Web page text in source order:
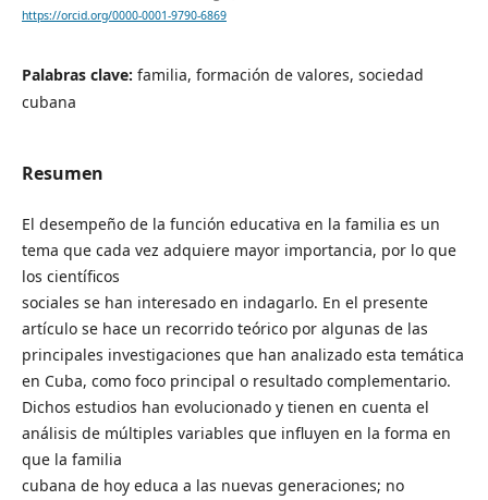
https://orcid.org/0000-0001-9790-6869
Palabras clave: familia, formación de valores, sociedad
cubana
Resumen
El desempeño de la función educativa en la familia es un
tema que cada vez adquiere mayor importancia, por lo que
los científicos
sociales se han interesado en indagarlo. En el presente
artículo se hace un recorrido teórico por algunas de las
principales investigaciones que han analizado esta temática
en Cuba, como foco principal o resultado complementario.
Dichos estudios han evolucionado y tienen en cuenta el
análisis de múltiples variables que influyen en la forma en
que la familia
cubana de hoy educa a las nuevas generaciones; no